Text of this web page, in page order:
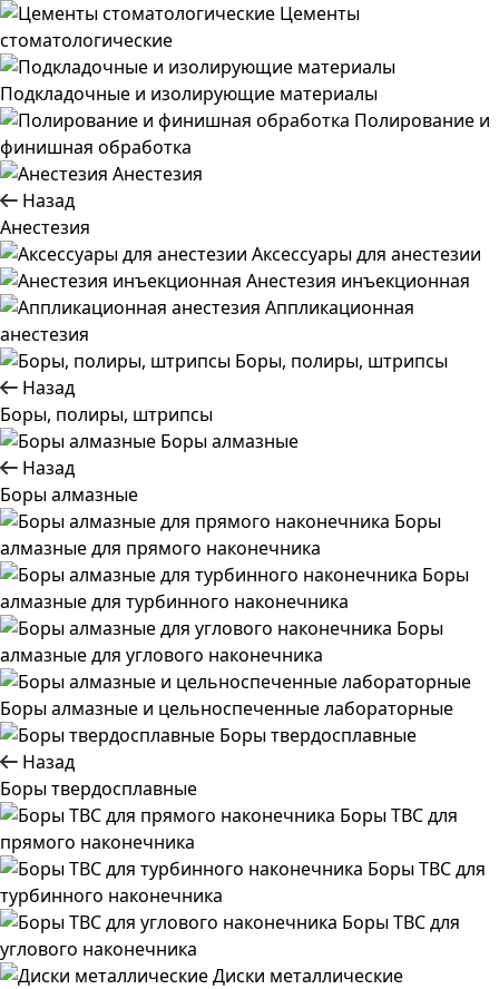
Цементы
стоматологические
Подкладочные и изолирующие материалы
Полирование и
финишная обработка
Анестезия
Назад
Анестезия
Аксессуары для анестезии
Анестезия инъекционная
Аппликационная
анестезия
Боры, полиры, штрипсы
Назад
Боры, полиры, штрипсы
Боры алмазные
Назад
Боры алмазные
Боры
алмазные для прямого наконечника
Боры
алмазные для турбинного наконечника
Боры
алмазные для углового наконечника
Боры алмазные и цельноспеченные лабораторные
Боры твердосплавные
Назад
Боры твердосплавные
Боры ТВС для
прямого наконечника
Боры ТВС для
турбинного наконечника
Боры ТВС для
углового наконечника
Диски металлические